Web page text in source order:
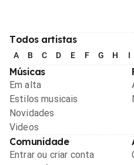
Todos artistas
A B C D E F G H I
Músicas
Em alta
Estilos musicais
Novidades
Videos
Comunidade
Entrar ou criar conta